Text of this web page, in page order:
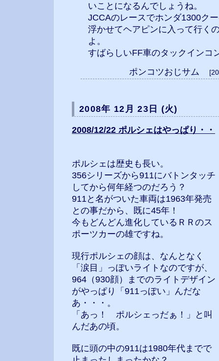
いことになるんでしょうね。
JCCAのレースでホンダ1300ク
浮かせてヘアピンに入って行く
よ。
すばらしいFF車のタックインコ
ポンコツおじサム
2008年 12月 23日 (火)
2008/12/22 ポルシェはやっぱり・・
ポルシェは歴史も長い。
356シリーズから911にバトンタッチ
してから何年経つのだろう？
911と名がついた車両は1963年発売
との事だから、既に45年！
今もどんどん進化しているＲＲのス
ポーツカーの雄ですね。
現行ポルシェの顔は、なんとなく
「涙目」っぽいライトなのですが、
964（930顔）までのライトデザイン
がやっぱり「911っぽい」んだな
あ・・・。
「あっ！ ポルシェっだぁ！」と叫
んだあの頃。
既に頭の中の911は1980年代までで